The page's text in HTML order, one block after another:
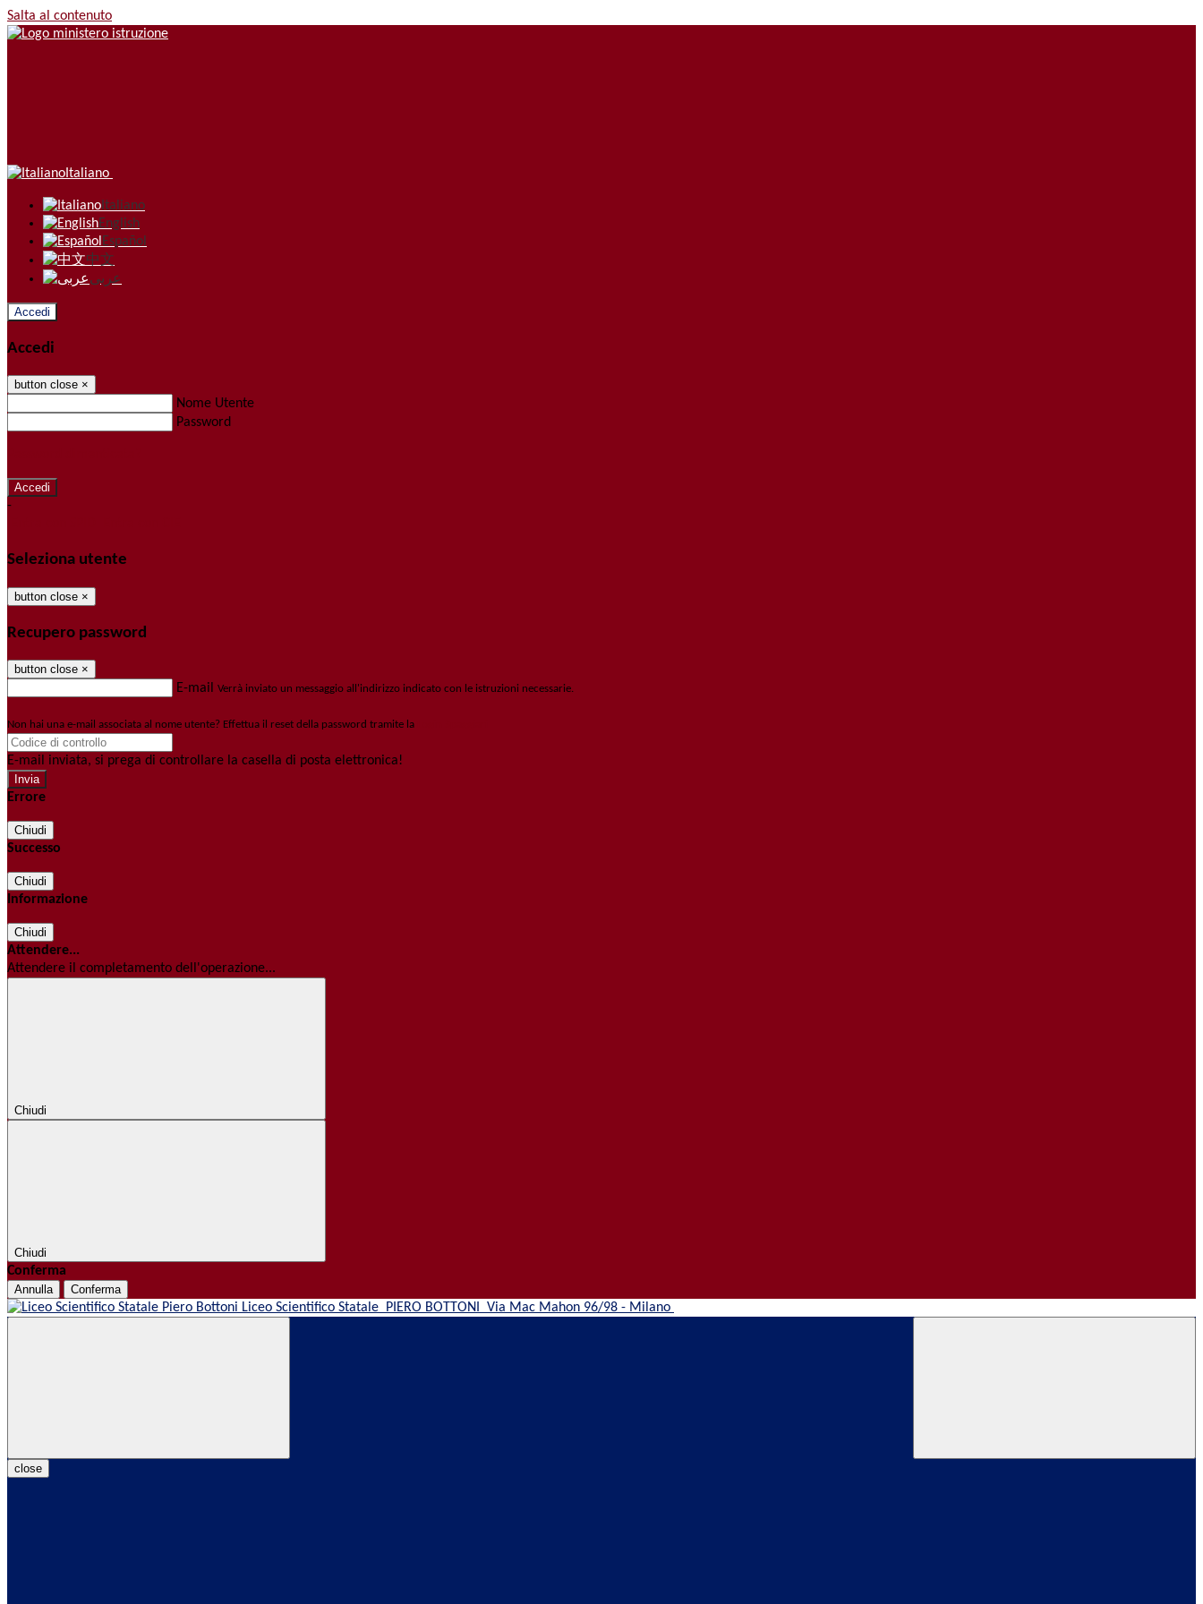
Salta al contenuto
Italiano
Italiano
English
Español
中文
عربى
Accedi
Accedi
button close ×
Nome Utente
Password
-
Seleziona utente
button close ×
Recupero password
button close ×
E-mail Verrà inviato un messaggio all'indirizzo indicato con le istruzioni necessarie.
Non hai una e-mail associata al nome utente? Effettua il reset della password tramite la
E-mail inviata, si prega di controllare la casella di posta elettronica!
Errore
Chiudi
Successo
Chiudi
Informazione
Chiudi
Attendere...
Attendere il completamento dell'operazione...
Chiudi
Chiudi
Conferma
Annulla Conferma
Liceo Scientifico Statale PIERO BOTTONI Via Mac Mahon 96/98 - Milano
close